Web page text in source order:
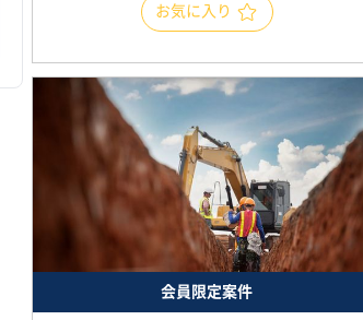
お気に入り
会員限定案件